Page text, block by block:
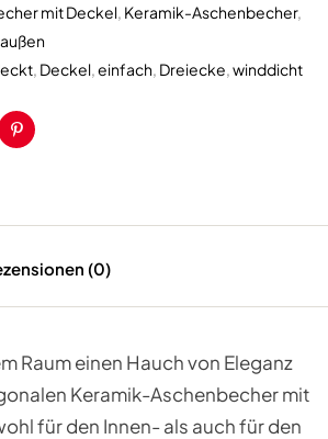
mit Deckel, Keramik-Aschenbecher,
, Deckel,einfach, Dreiecke,winddicht
Pinterest
(0)
Raum einen Hauch von Eleganz
Keramik-Aschenbecher mit
für den Innen- als auch für den